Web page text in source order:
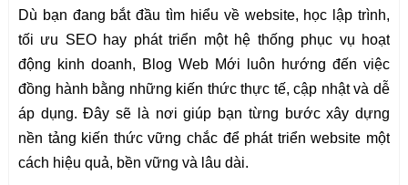
Dù bạn đang bắt đầu tìm hiểu về website, học lập trình,
tối ưu SEO hay phát triển một hệ thống phục vụ hoạt
động kinh doanh, Blog Web Mới luôn hướng đến việc
đồng hành bằng những kiến thức thực tế, cập nhật và dễ
áp dụng. Đây sẽ là nơi giúp bạn từng bước xây dựng
nền tảng kiến thức vững chắc để phát triển website một
cách hiệu quả, bền vững và lâu dài.